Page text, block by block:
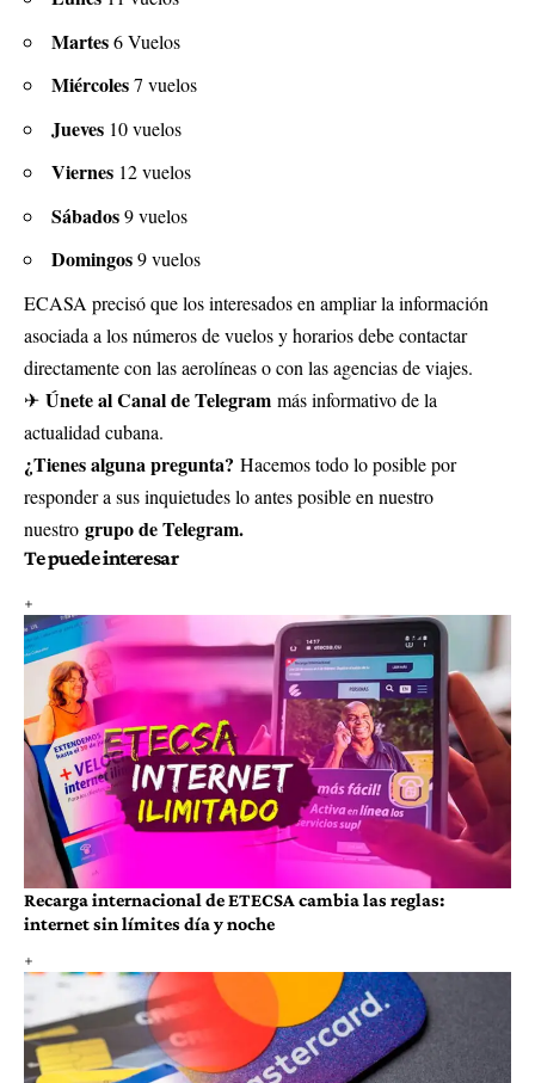
Martes6 Vuelos
Miércoles7 vuelos
Jueves 10 vuelos
Viernes 12 vuelos
Sábados9 vuelos
Domingos9 vuelos
ECASA precisó que los interesados en ampliar la información
asociada a los números de vuelos y horarios debe contactar
directamente con las aerolíneas o con las agencias de viajes.
✈ Únete al Canal de Telegram más informativo de la
actualidad cubana.
¿Tienes alguna pregunta? Hacemos todo lo posible por
responder a sus inquietudes lo antes posible en nuestro
nuestro grupo de Telegram.
Te puede interesar
Recarga internacional de ETECSA cambia las reglas:
internet sin límites día y noche